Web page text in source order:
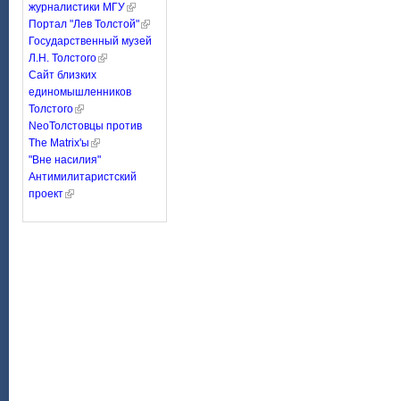
журналистики МГУ
Портал "Лев Толстой"
Государственный музей
Л.Н. Толстого
Сайт близких
единомышленников
Толстого
NeoТолстовцы против
The Matrix'ы
"Вне насилия"
Антимилитаристский
проект